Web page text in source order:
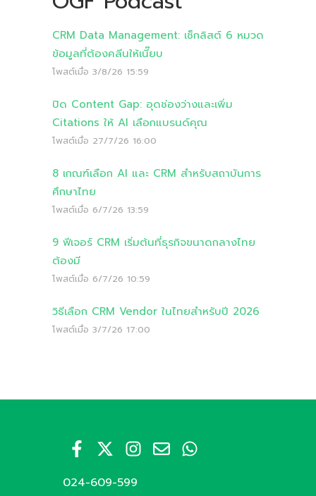
CRM Data Management: เช็กลิสต์ 6 หมวด
ข้อมูลที่ต้องคลีนให้เนี๊ยบ
โพสต์เมื่อ 3/8/26 15:59
ปิด Content Gap: อุดช่องว่างและเพิ่ม
Citations ให้ AI เลือกแบรนด์คุณ
โพสต์เมื่อ 27/7/26 16:00
8 เกณฑ์เลือก AI และ CRM สำหรับสถาบันการ
ศึกษาไทย
โพสต์เมื่อ 6/7/26 13:59
9 ฟีเจอร์ CRM เริ่มต้นที่ธุรกิจขนาดกลางไทย
ต้องมี
โพสต์เมื่อ 6/7/26 10:59
วิธีเลือก CRM Vendor ในไทยสำหรับปี 2026
โพสต์เมื่อ 3/7/26 17:00
024-609-599